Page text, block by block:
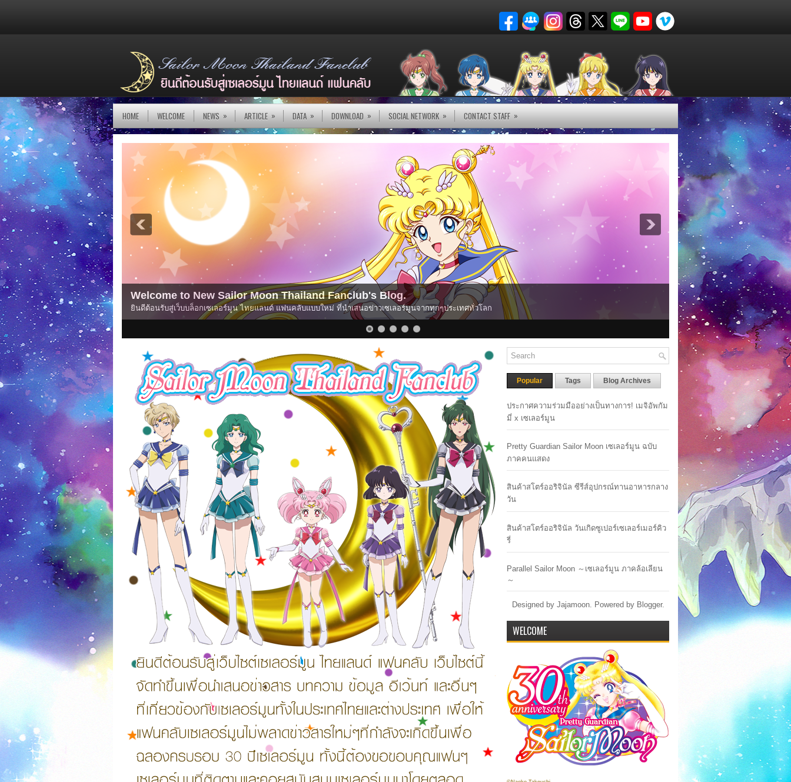
HOME WELCOME NEWS » ARTICLE » DATA » DOWNLOAD » SOCIAL NETWORK » CONTACT STAFF »
Welcome to New Sailor Moon Thailand Fanclub's Blog.
ยินดีต้อนรับสู่เว็บบล็อกเซเลอร์มูน ไทยแลนด์ แฟนคลับแบบใหม่ ที่นำเสนอข่าวเซเลอร์มูนจากทุกๆประเทศทั่วโลก
1 2 3 4
Popular Tags Blog Archives
ประกาศความร่วมมืออย่างเป็นทางการ! เมจิอัพกัม
มี่ x เซเลอร์มูน
Pretty Guardian Sailor Moon เซเลอร์มูน ฉบับ
ภาคคนแสดง
สินค้าสโตร์ออริจินัล ซีรีส์อุปกรณ์ทานอาหารกลาง
วัน
สินค้าสโตร์ออริจินัล วันเกิดซูเปอร์เซเลอร์เมอร์คิว
รี่
Parallel Sailor Moon ～เซเลอร์มูน ภาคล้อเลียน
～
Designed by Jajamoon. Powered by Blogger.
WELCOME